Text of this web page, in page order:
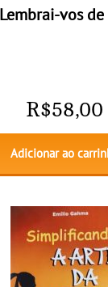
Lembrai-vos
R$58,00
Adicionar ao